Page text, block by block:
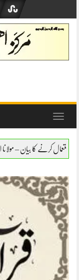
content
Toggle
ابو بکر صدیق حفظہ اللہ